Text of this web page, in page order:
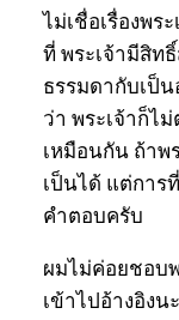
ไม่เชื่อเรื่องพร
ที่ พระเจ้ามีสิท
ธรรมดากับเป็
ว่า พระเจ้าก็ไ
เหมือนกัน ถ้าพ
เป็นได้ แต่การ
คำตอบครับ
ผมไม่ค่อยชอบ
เข้าไปอ้างอิง